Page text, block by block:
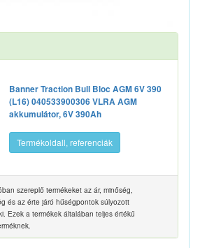
Banner Traction Bull Bloc AGM 6V 390
(L16) 040533900306 VLRA AGM
akkumulátor, 6V 390Ah
Termékoldall, referenciák
szereplő termékeket az ár, minőség,
és az érte járó hűségpontok súlyozott
Ezek a termékek általában teljes értékű